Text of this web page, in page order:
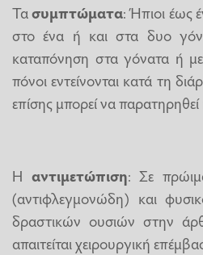
Τασυμπτώματα: Ήπιοι έως
στο ένα ή και στα δυο
καταπόνηση στα γόνατα ή
πόνοι εντείνονται κατά τη
επίσης μπορεί να
Η αντιμετώπιση: Σε
(αντιφλεγμονώδη) και
δραστικών ουσιών στην
απαιτείται χειρουργική